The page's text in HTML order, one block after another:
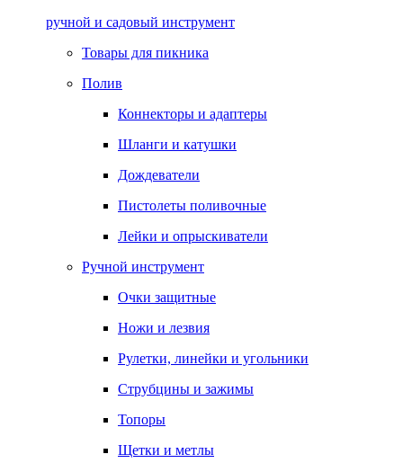
ручной и садовый инструмент
Товары для пикника
Полив
Коннекторы и адаптеры
Шланги и катушки
Дождеватели
Пистолеты поливочные
Лейки и опрыскиватели
Ручной инструмент
Очки защитные
Ножи и лезвия
Рулетки, линейки и угольники
Струбцины и зажимы
Топоры
Щетки и метлы